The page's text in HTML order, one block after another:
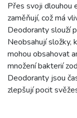
Přes svoji dlouhou
zaměňují, což má
Deodoranty slouží
Neobsahují složky,
mohou obsahovat
množení bakterií
Deodoranty jsou
zlepšují pocit